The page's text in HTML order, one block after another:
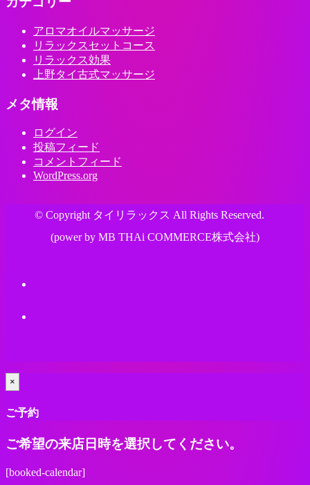
アロマオイルマッサージ
リラックスセットコース
リラックス効果
上野タイ古式マッサージ
メタ情報
ログイン
投稿フィード
コメントフィード
WordPress.org
© Copyright タイリラックス All Rights Reserved.
(power by MB THAi COMMERCE株式会社)
×
ご予約
ご希望の来店日時を選択してください。
[booked-calendar]